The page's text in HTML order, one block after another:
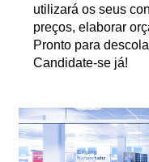
utilizará os seus
preços, elaborar
Pronto para
Candidate-se já!